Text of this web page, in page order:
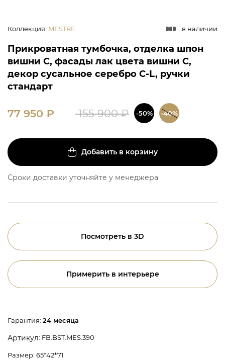
Коллекция: MESTRE в наличии
Прикроватная тумбочка, отделка шпон
вишни C, фасады лак цвета вишни C,
декор сусальное серебро C-L, ручки
стандарт
77 950 ₽ 155 900₽ -50% -40%
Добавить в корзину
Сроки доставки уточняйте у менеджера
Посмотреть в 3D
Примерить в интерьере
Гарантия: 24 месяца
Артикул: FB.BST.MES.390
Размер: 65*42*71